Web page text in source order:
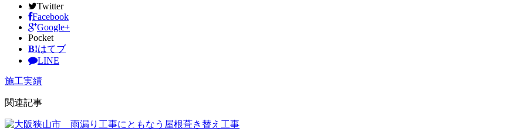
Twitter
Facebook
Google+
Pocket
B!はてブ
LINE
施工実績
関連記事